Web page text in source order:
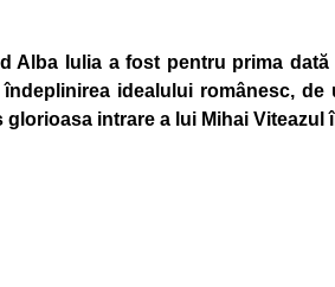
Alba Iulia a fost pentru prima
idealului românesc,
intrare a lui Mihai Viteazul